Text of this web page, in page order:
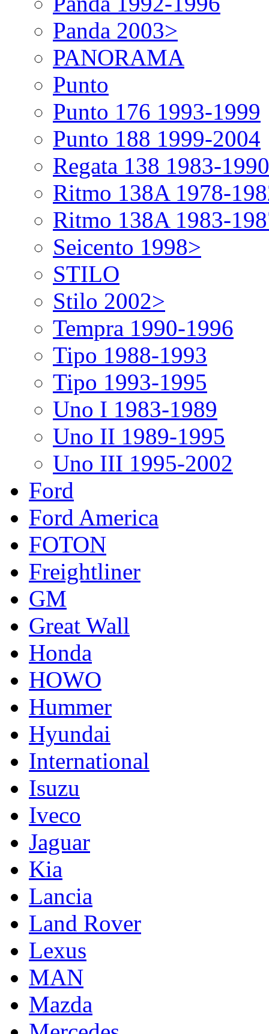
Panda 2003>
PANORAMA
Punto
Punto 176 1993-1999
Punto 188 1999-2004
Regata 138 1983-1990
Ritmo 138A 1978-
Ritmo 138A 1983-
Seicento 1998>
STILO
Stilo 2002>
Tempra 1990-1996
Tipo 1988-1993
Tipo 1993-1995
Uno I 1983-1989
Uno II 1989-1995
Uno III 1995-2002
Ford
Ford America
FOTON
Freightliner
GM
Great Wall
Honda
HOWO
Hummer
Hyundai
International
Isuzu
Iveco
Jaguar
Kia
Lancia
Land Rover
Lexus
MAN
Mazda